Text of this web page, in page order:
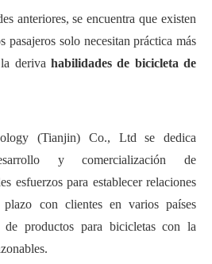
anteriores, se encuentra que existen
pasajeros solo necesitanpráctica más
deriva habilidades de bicicleta de
(Tianjin) Co., Ltd se dedica
y comercialización de
esfuerzos para establecer relaciones
con clientes en varios países
de productos para bicicletas con la